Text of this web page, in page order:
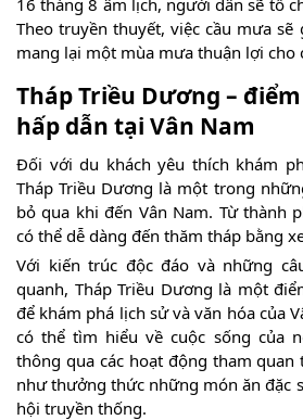
Theo truyền thuyết, việc cầu mưa
mang lại một mùa mưa thuận lợi cho
Tháp Triều Dương –
hấp dẫn tại Vân Nam
Đối với du khách yêu thích khám
Tháp Triều Dương là một trong
bỏ qua khi đến Vân Nam. Từ thành
có thể dễ dàng đến thăm tháp bằng
Với kiến trúc độc đáo và những
quanh, Tháp Triều Dương là một
để khám phá lịch sử và văn hóa của
có thể tìm hiểu về cuộc sống của
thông qua các hoạt động tham
như thưởng thức những món ăn đặc
hội truyền thống.